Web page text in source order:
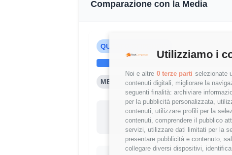
Utilizziamo i
Noi e altre 0 terze parti selezionate
contenuti digitali, migliorare la
seguenti finalità: archiviare
per la pubblicità personalizzata,
contenuti, utilizzare profili per la
contenuti, comprendere il pubblico
servizi, utilizzare dati limitati per la
presentare pubblicità e contenuto,
collegare diversi dispositivi,
Comparazione con la Media
QUESTO STIPENDIO
MEDIA PROJECT MANAGER (4-6 ANNI)
Questo
-10.74%